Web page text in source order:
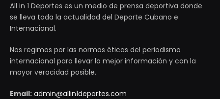
All in 1 Deportes es un medio de prensa deportiva donde
se lleva toda la actualidad del Deporte Cubano e
Internacional.
Nos regimos por las normas éticas del periodismo
internacional para llevar la mejor información y con la
mayor veracidad posible.
Email: admin@allin1deportes.com